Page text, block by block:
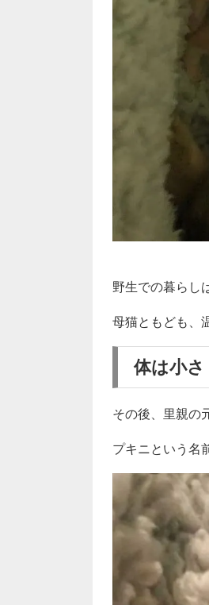
野生での暮らし
母猫ともども、
体は小さ
その後、里親の
プキニという名